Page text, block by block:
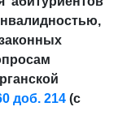
доб. 214(с